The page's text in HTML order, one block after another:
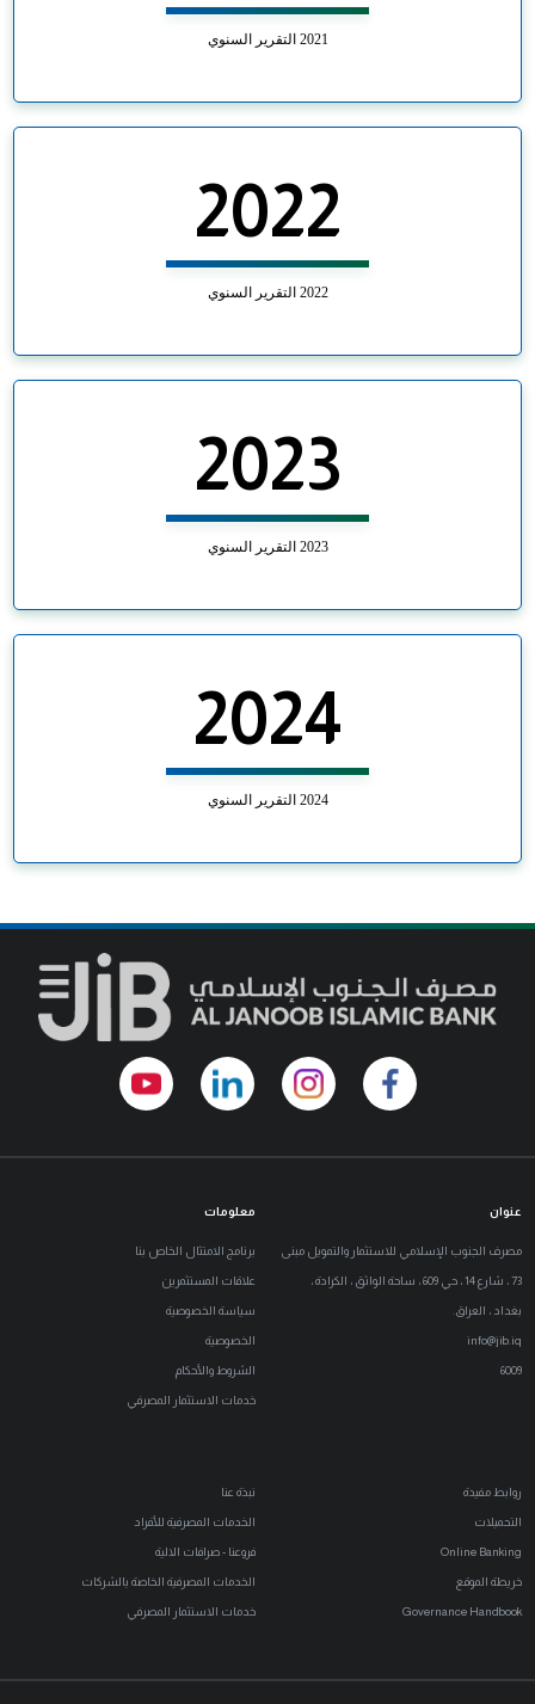
2021 التقرير السنوي
2022
2022 التقرير السنوي
2023
2023 التقرير السنوي
2024
2024 التقرير السنوي
عنوان
مصرف الجنوب الإسلامي للاستثمار والتمويل مبنى
73 ، شارع 14 ، حي 609 ، ساحة الواثق ، الكرادة ،
بغداد ، العراق.
info@jib.iq
6009
معلومات
برنامج الامتثال الخاص بنا
علاقات المستثمرين
سياسة الخصوصية
الخصوصية
الشروط والأحكام
خدمات الاستثمار المصرفي
روابط مفيدة
التحميلات
Online Banking
خريطة الموقع
Governance Handbook
نبذة عنا
الخدمات المصرفية للأفراد
فروعنا - صرافات الالية
الخدمات المصرفية الخاصة بالشركات
خدمات الاستثمار المصرفي